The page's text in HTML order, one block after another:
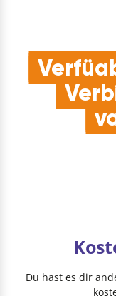
Du hast es dir